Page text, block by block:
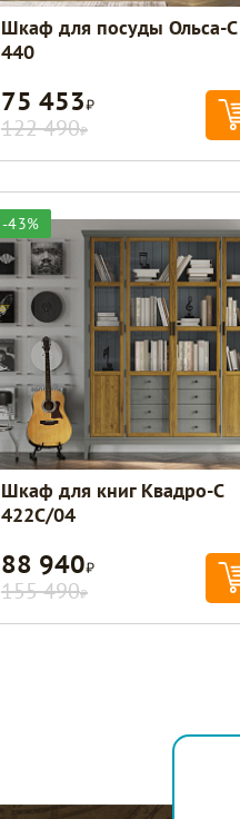
Шкаф для посуды Ольса-С
440
75 453Р
122 490Р
-43%
Шкаф для книг Квадро-С
422С/04
88 940Р
155 490Р